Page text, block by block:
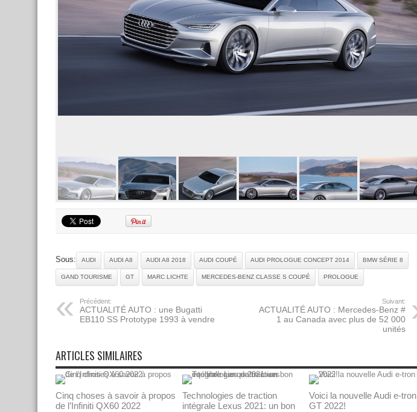
Sous: AUDI AUDI A8 AUDI A8 2018 AUDI COUPÉ AUDI PROLOGUE CONCEPT 2014 BMW SÉRIE 8
GAND TOURISME GT MARC LICHTE MERCEDES-BENZ CLASSE S COUPÉ PROLOGUE
Précédent:
ACTUALITÉ AUTO : une Bugatti
EB110 SS Prototype 1993 à vendre
Suivant:
ACTUALITÉ AUTO : Mercedes-Benz #
1 au Canada avec plus de 52 000
unités
ARTICLES SIMILAIRES
Cinq choses à savoir à propos
de l’Infiniti QX60 2022
Technologies de traction
intégrale Lexus 2021: un bon
Voici la nouvelle Audi e-tron
GT 2022!